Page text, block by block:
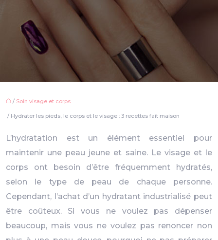
/ Soin visage et corps
/ Hydrater les pieds, le corps et le visage : 3 recettes fait maison
L’hydratation est un élément essentiel pour
maintenir une peau jeune et saine. Le visage et le
corps ont besoin d’être fréquemment hydratés,
selon le type de peau de chaque personne.
Cependant, l’achat d’un hydratant industrialisé peut
être coûteux. Si vous ne voulez pas dépenser
beaucoup, mais vous ne voulez pas renoncer non